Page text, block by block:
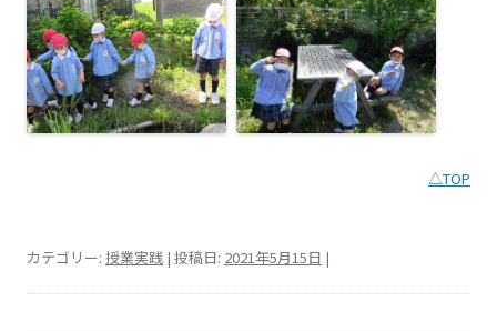
△TOP
カテゴリー: 授業実践 | 投稿日: 2021年5月15日 |